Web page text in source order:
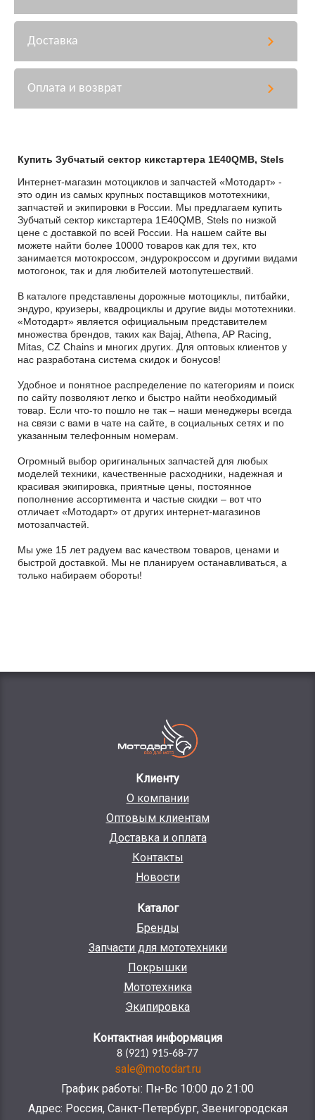
Доставка
Оплата и возврат
Купить Зубчатый сектор кикстартера 1E40QMB, Stels
Интернет-магазин мотоциклов и запчастей «Мотодарт» -
это один из самых крупных поставщиков мототехники,
запчастей и экипировки в России. Мы предлагаем купить
Зубчатый сектор кикстартера 1E40QMB, Stels по низкой
цене с доставкой по всей России. На нашем сайте вы
можете найти более 10000 товаров как для тех, кто
занимается мотокроссом, эндурокроссом и другими видами
мотогонок, так и для любителей мотопутешествий.
В каталоге представлены дорожные мотоциклы, питбайки,
эндуро, круизеры, квадроциклы и другие виды мототехники.
«Мотодарт» является официальным представителем
множества брендов, таких как Bajaj, Athena, AP Racing,
Mitas, CZ Chains и многих других. Для оптовых клиентов у
нас разработана система скидок и бонусов!
Удобное и понятное распределение по категориям и поиск
по сайту позволяют легко и быстро найти необходимый
товар. Если что-то пошло не так – наши менеджеры всегда
на связи с вами в чате на сайте, в социальных сетях и по
указанным телефонным номерам.
Огромный выбор оригинальных запчастей для любых
моделей техники, качественные расходники, надежная и
красивая экипировка, приятные цены, постоянное
пополнение ассортимента и частые скидки – вот что
отличает «Мотодарт» от других интернет-магазинов
мотозапчастей.
Мы уже 15 лет радуем вас качеством товаров, ценами и
быстрой доставкой. Мы не планируем останавливаться, а
только набираем обороты!
Клиенту
О компании
Оптовым клиентам
Доставка и оплата
Контакты
Новости
Каталог
Бренды
Запчасти для мототехники
Покрышки
Мототехника
Экипировка
Контактная информация
8 (921) 915-68-77
sale@motodart.ru
График работы: Пн-Вс 10:00 до 21:00
Адрес: Россия, Санкт-Петербург, Звенигородская